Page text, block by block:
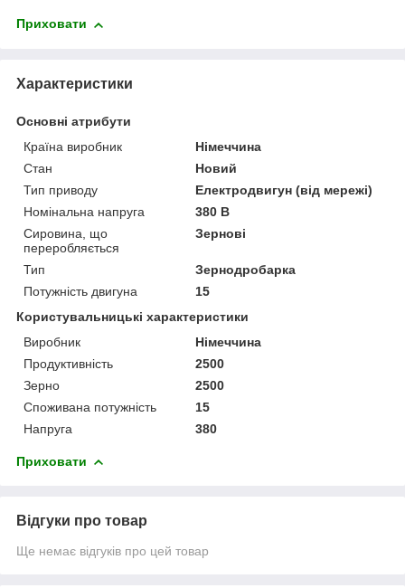
Приховати
Характеристики
Основні атрибути
Країна виробник
Німеччина
Стан
Новий
Тип приводу
Електродвигун (від мережі)
Номінальна напруга
380 В
Сировина, що
переробляється
Зернові
Тип
Зернодробарка
Потужність двигуна
15
Користувальницькі характеристики
Виробник
Німеччина
Продуктивність
2500
Зерно
2500
Споживана потужність
15
Напруга
380
Приховати
Відгуки про товар
Ще немає відгуків про цей товар